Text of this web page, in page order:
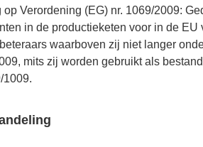
op Verordening (EG) nr. 1069/2009:
in de productieketen voor in de
waarboven zij niet langer
, mits zij worden gebruikt als
1009.